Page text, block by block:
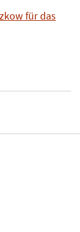
für das